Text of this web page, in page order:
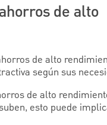
de alto
de alto
según sus
de alto
esto puede